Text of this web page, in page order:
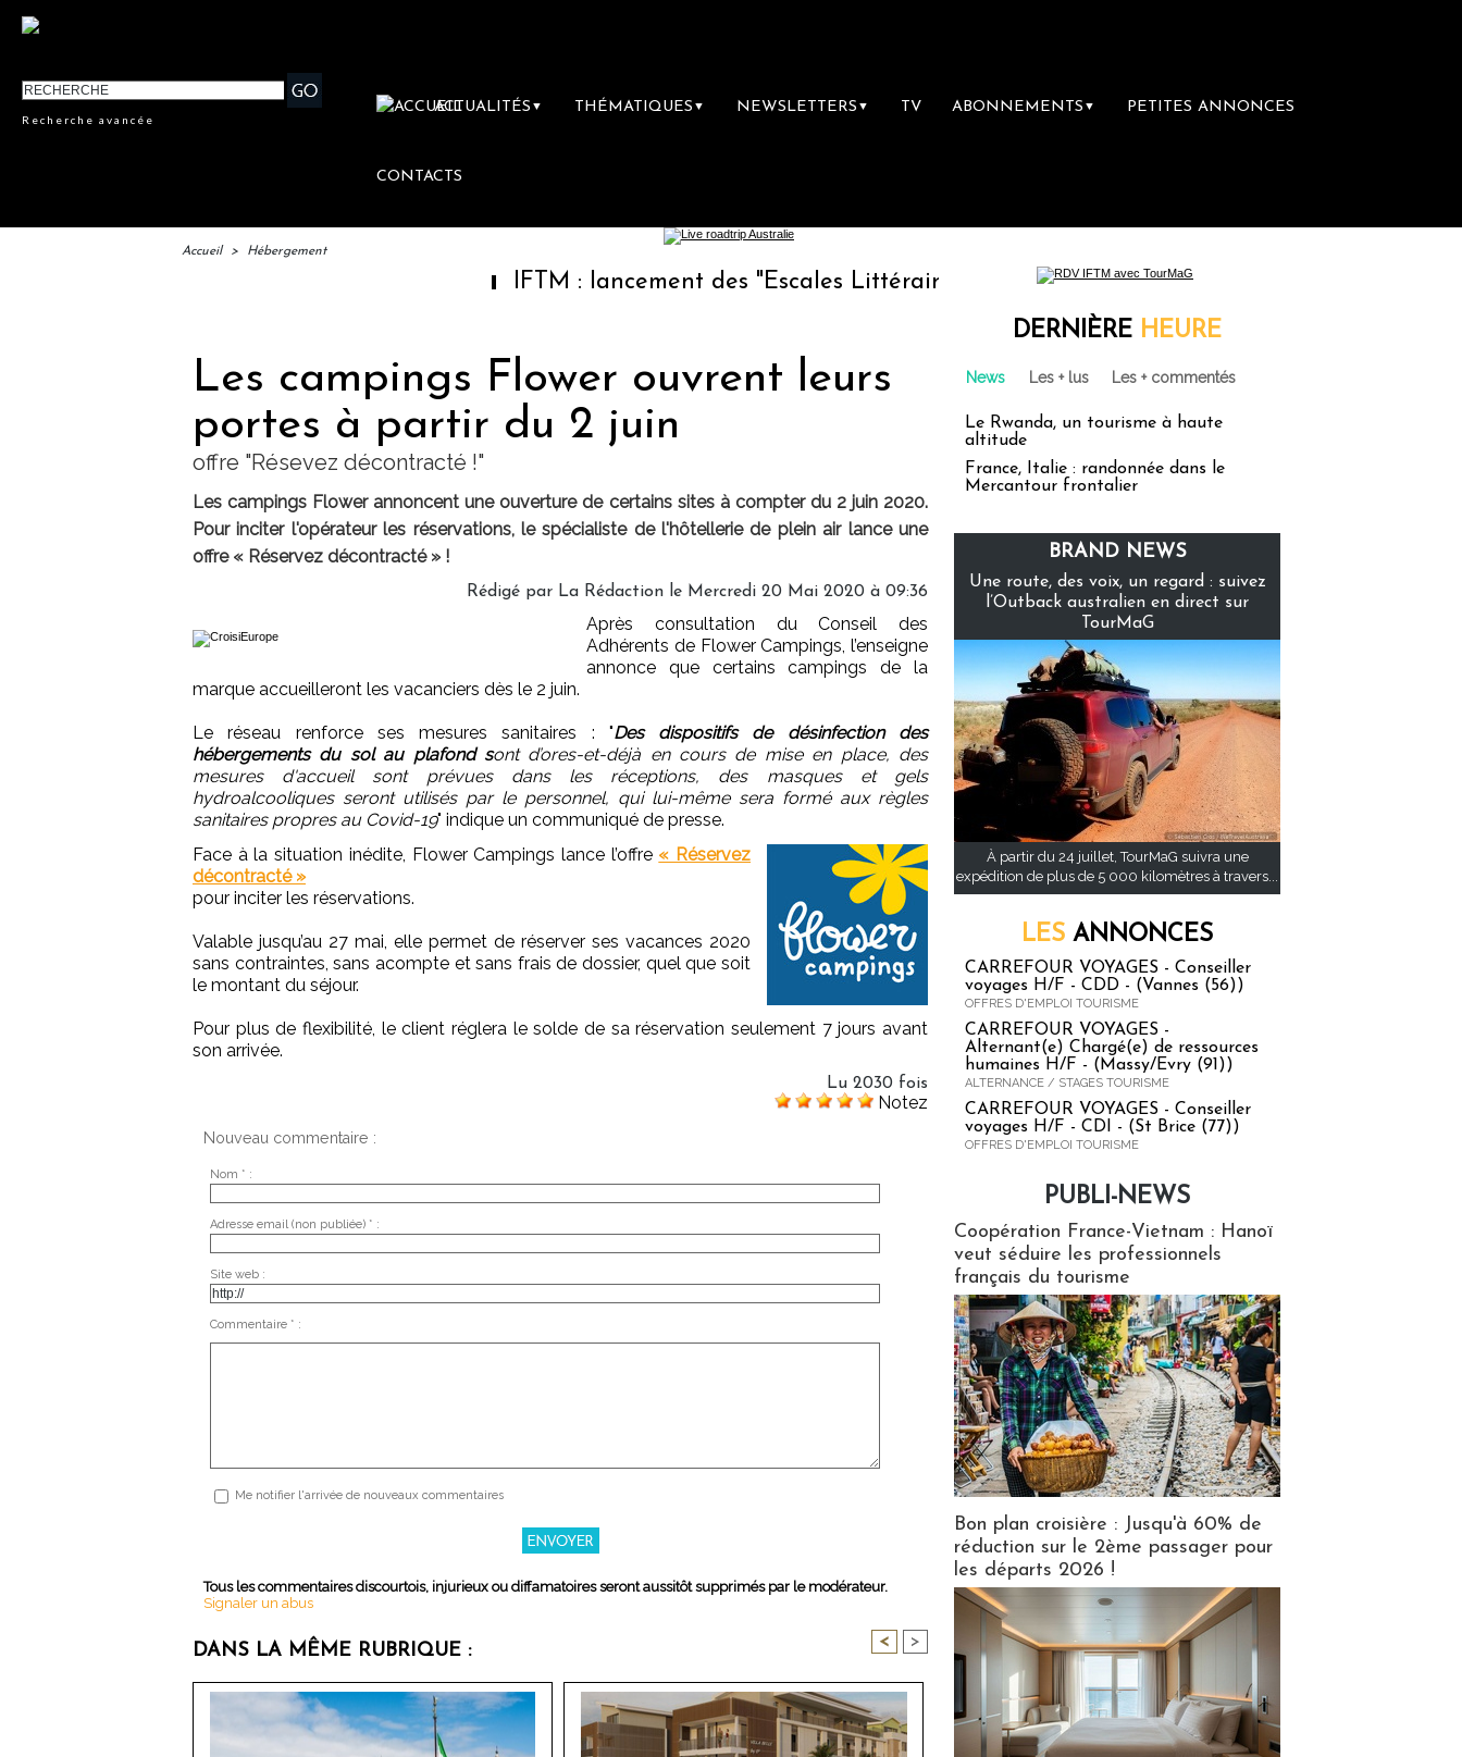
Recherche avancée
ACTUALITÉS ▼ THÉMATIQUES ▼ NEWSLETTERS ▼ TV ABONNEMENTS ▼ PETITES ANNONCES
CONTACTS
Accueil > Hébergement
IFTM : lancement des "Escales Littéraires", la première librairie du voyage
Les campings Flower ouvrent leurs
portes à partir du 2 juin
offre "Résevez décontracté !"
Les campings Flower annoncent une ouverture de certains sites à compter du 2 juin 2020.
Pour inciter l'opérateur les réservations, le spécialiste de l'hôtellerie de plein air lance une
offre « Réservez décontracté » !
Rédigé par La Rédaction le Mercredi 20 Mai 2020 à 09:36
Après consultation du Conseil des
Adhérents de Flower Campings, l’enseigne
annonce que certains campings de la
marque accueilleront les vacanciers dès le 2 juin.
Le réseau renforce ses mesures sanitaires : "Des dispositifs de désinfection des
hébergements du sol au plafond sont d’ores-et-déjà en cours de mise en place, des
mesures d'accueil sont prévues dans les réceptions, des masques et gels
hydroalcooliques seront utilisés par le personnel, qui lui-même sera formé aux règles
sanitaires propres au Covid-19" indique un communiqué de presse.
Face à la situation inédite, Flower Campings lance l’offre « Réservez
décontracté »
pour inciter les réservations.
Valable jusqu’au 27 mai, elle permet de réserver ses vacances 2020
sans contraintes, sans acompte et sans frais de dossier, quel que soit
le montant du séjour.
Pour plus de flexibilité, le client réglera le solde de sa réservation seulement 7 jours avant
son arrivée.
Lu 2030 fois
Notez
Nouveau commentaire :
Nom * :
Adresse email (non publiée) * :
Site web :
Commentaire * :
Me notifier l'arrivée de nouveaux commentaires
Tous les commentaires discourtois, injurieux ou diffamatoires seront aussitôt supprimés par le modérateur.
Signaler un abus
DANS LA MÊME RUBRIQUE : < >
DERNIÈRE HEURE
News Les + lus Les + commentés
Le Rwanda, un tourisme à haute
altitude
France, Italie : randonnée dans le
Mercantour frontalier
BRAND NEWS
Une route, des voix, un regard : suivez
l’Outback australien en direct sur
TourMaG
À partir du 24 juillet, TourMaG suivra une
expédition de plus de 5 000 kilomètres à travers...
LES ANNONCES
CARREFOUR VOYAGES - Conseiller
voyages H/F - CDD - (Vannes (56))
OFFRES D'EMPLOI TOURISME
CARREFOUR VOYAGES -
Alternant(e) Chargé(e) de ressources
humaines H/F - (Massy/Evry (91))
ALTERNANCE / STAGES TOURISME
CARREFOUR VOYAGES - Conseiller
voyages H/F - CDI - (St Brice (77))
OFFRES D'EMPLOI TOURISME
PUBLI-NEWS
Coopération France-Vietnam : Hanoï
veut séduire les professionnels
français du tourisme
Bon plan croisière : Jusqu'à 60% de
réduction sur le 2ème passager pour
les départs 2026 !